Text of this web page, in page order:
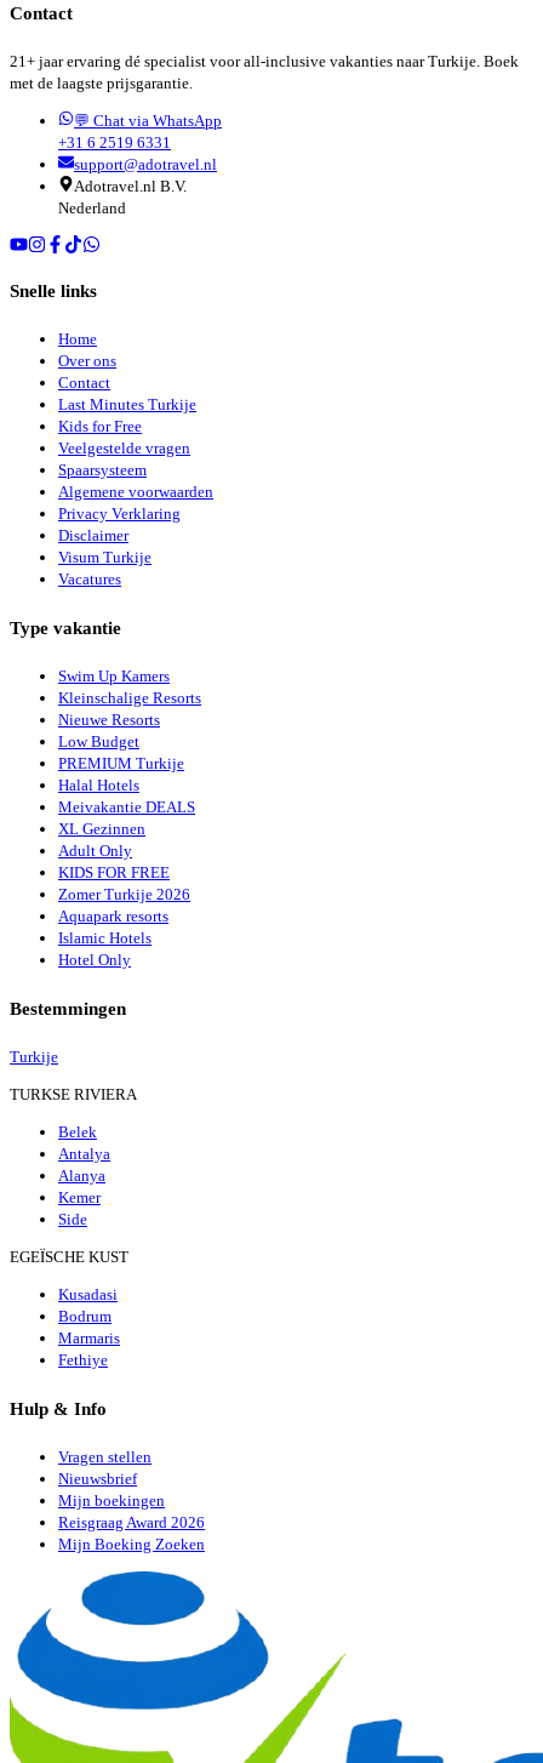
Contact
21+ jaar ervaring dé specialist voor all-inclusive vakanties naar Turkije. Boek
met de laagste prijsgarantie.
💬 Chat via WhatsApp
+31 6 2519 6331
support@adotravel.nl
Adotravel.nl B.V.
Nederland
Snelle links
Home
Over ons
Contact
Last Minutes Turkije
Kids for Free
Veelgestelde vragen
Spaarsysteem
Algemene voorwaarden
Privacy Verklaring
Disclaimer
Visum Turkije
Vacatures
Type vakantie
Swim Up Kamers
Kleinschalige Resorts
Nieuwe Resorts
Low Budget
PREMIUM Turkije
Halal Hotels
Meivakantie DEALS
XL Gezinnen
Adult Only
KIDS FOR FREE
Zomer Turkije 2026
Aquapark resorts
Islamic Hotels
Hotel Only
Bestemmingen
Turkije
TURKSE RIVIERA
Belek
Antalya
Alanya
Kemer
Side
EGEÏSCHE KUST
Kusadasi
Bodrum
Marmaris
Fethiye
Hulp & Info
Vragen stellen
Nieuwsbrief
Mijn boekingen
Reisgraag Award 2026
Mijn Boeking Zoeken